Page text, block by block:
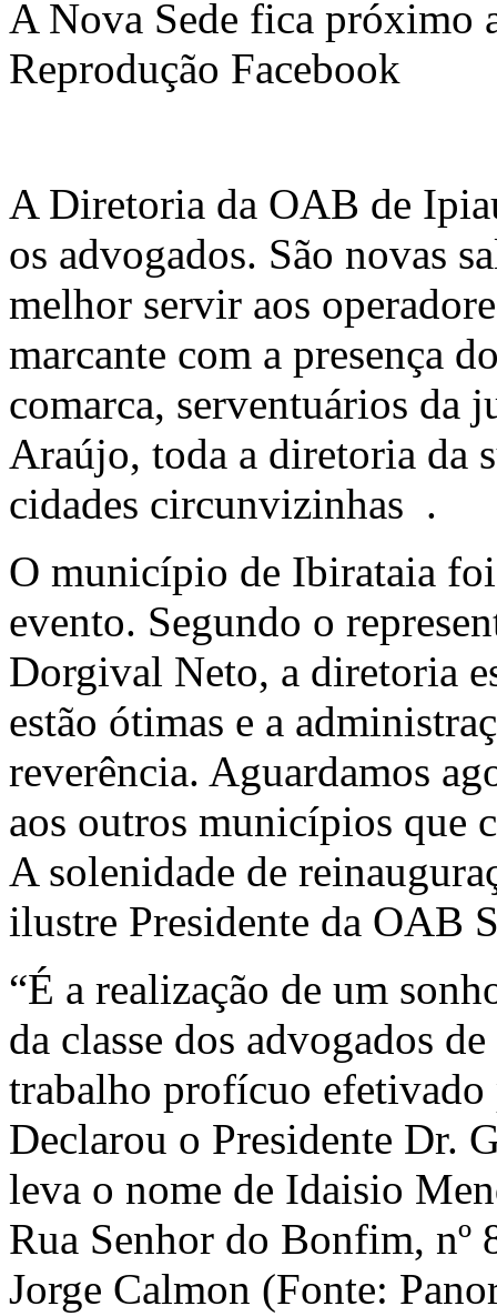
A Nova Sede fica próximo
Reprodução Facebook
A Diretoria da OAB de
os advogados. São novas
melhor servir aos
marcante com a presença
comarca, serventuários da
Araújo, toda a diretoria da
cidades circunvizinhas .
O município de Ibirataia
evento. Segundo o
Dorgival Neto, a diretoria
estão ótimas e a
reverência. Aguardamos
aos outros municípios que
A solenidade de
ilustre Presidente da OAB
“É a realização de um
da classe dos advogados
trabalho profícuo efetivado
Declarou o Presidente Dr.
leva o nome de Idaisio
Rua Senhor do Bonfim,
Jorge Calmon (Fonte: